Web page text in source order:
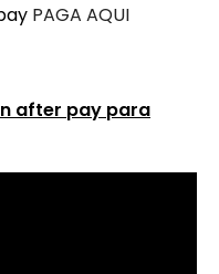
PAGA AQUI
after pay para